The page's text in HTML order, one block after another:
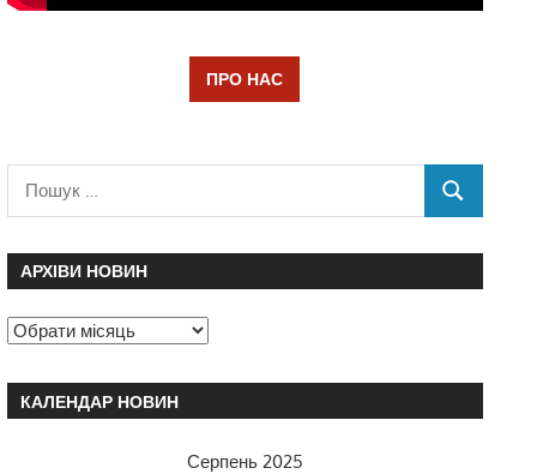
ПРО НАС
АРХІВИ НОВИН
КАЛЕНДАР НОВИН
Серпень 2025